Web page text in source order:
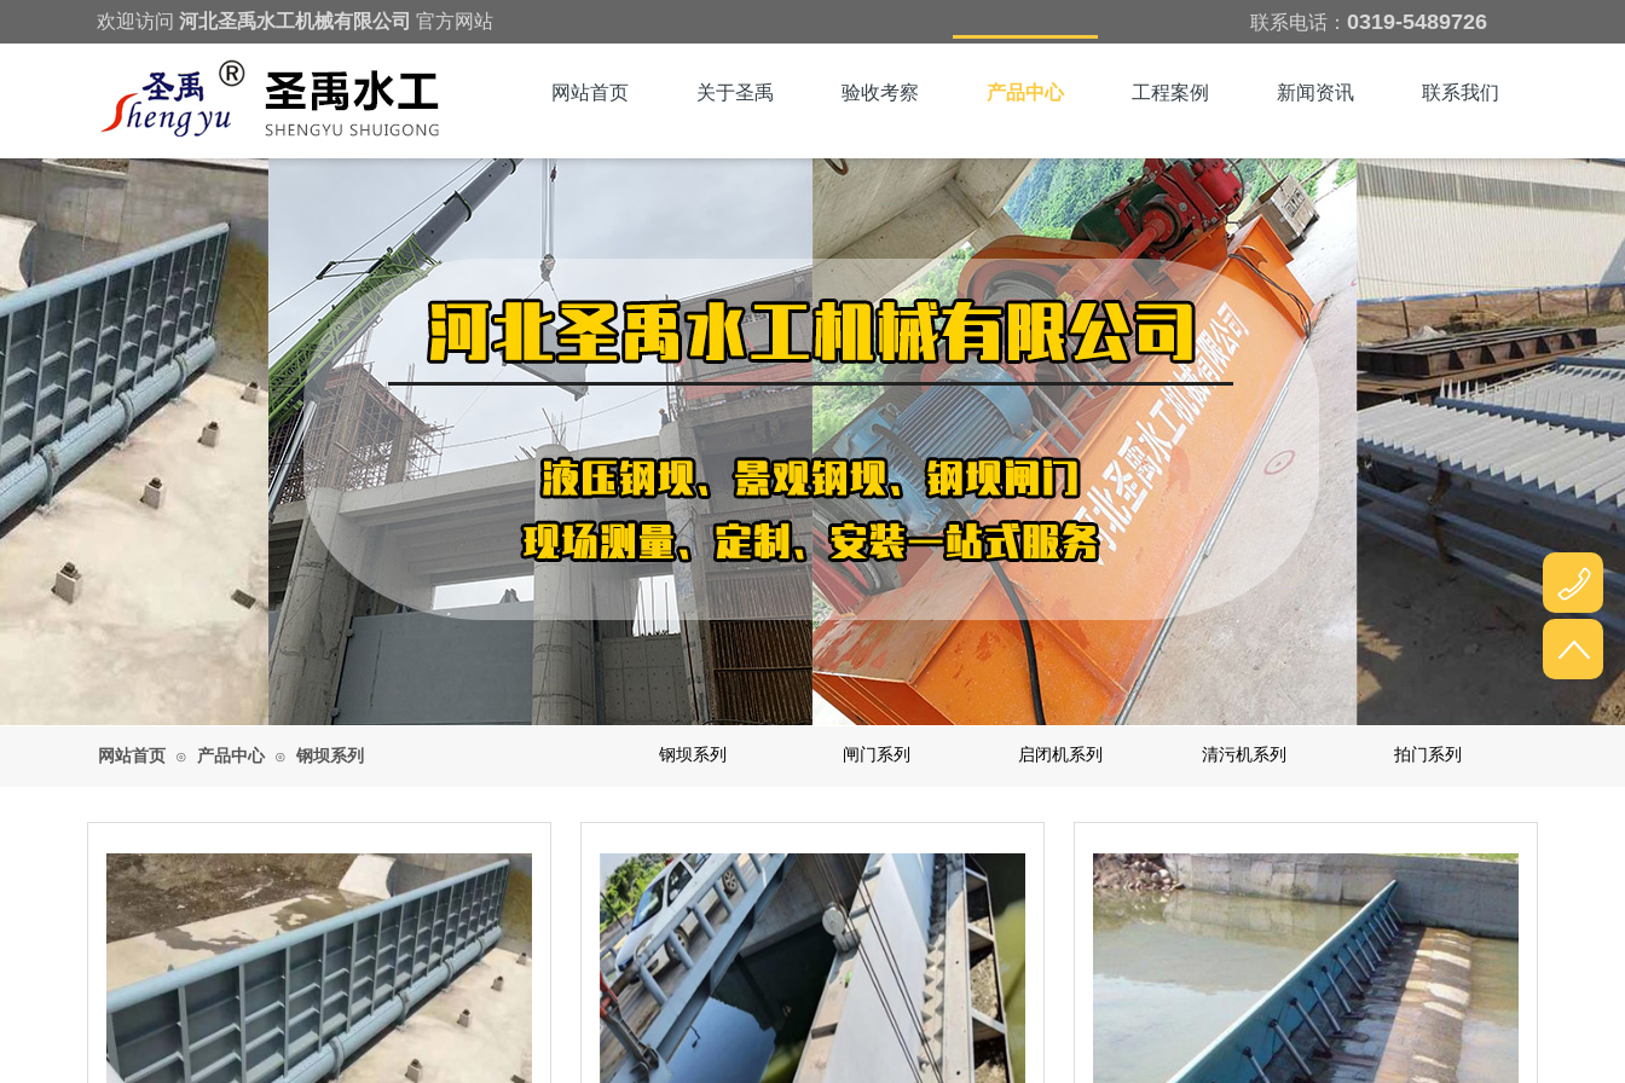
欢迎访问 河北圣禹水工机械有限公司 官方网站 联系电话： 0319-5489726
网站首页 关于圣禹 验收考察 产品中心 工程案例 新闻资讯 联系我们
钢坝系列 闸门系列 启闭机系列 清污机系列 拍门系列
网站首页 ⊙ 产品中心 ⊙ 钢坝系列